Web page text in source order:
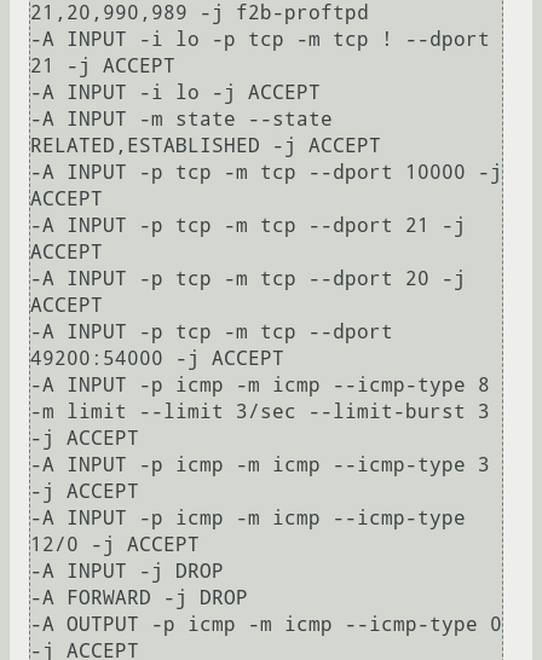
21,20,990,989 -j f2b-proftpd
-A INPUT -i lo -p tcp -m tcp ! --dport
21 -j ACCEPT
-A INPUT -i lo -j ACCEPT
-A INPUT -m state --state
RELATED,ESTABLISHED -j ACCEPT
-A INPUT -p tcp -m tcp --dport 10000 -j
ACCEPT
-A INPUT -p tcp -m tcp --dport 21 -j
ACCEPT
-A INPUT -p tcp -m tcp --dport 20 -j
ACCEPT
-A INPUT -p tcp -m tcp --dport
49200:54000 -j ACCEPT
-A INPUT -p icmp -m icmp --icmp-type 8
-m limit --limit 3/sec --limit-burst 3
-j ACCEPT
-A INPUT -p icmp -m icmp --icmp-type 3
-j ACCEPT
-A INPUT -p icmp -m icmp --icmp-type
12/0 -j ACCEPT
-A INPUT -j DROP
-A FORWARD -j DROP
-A OUTPUT -p icmp -m icmp --icmp-type 0
-j ACCEPT